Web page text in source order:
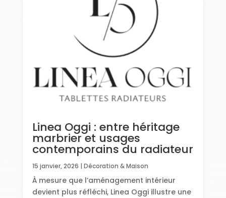
Linea Oggi : entre héritage
marbrier et usages
contemporains du radiateur
15 janvier, 2026 Décoration & Maison
À mesure que l’aménagement intérieur
devient plus réfléchi, Linea Oggi illustre une